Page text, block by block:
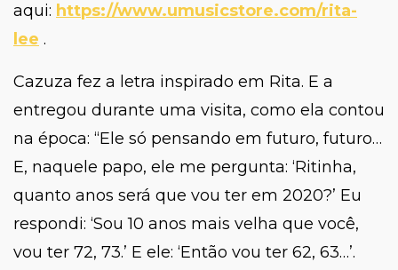
aqui: https://www.umusicstore.com/rita-
lee .
Cazuza fez a letra inspirado em Rita. E a
entregou durante uma visita, como ela contou
na época: “Ele só pensando em futuro, futuro…
E, naquele papo, ele me pergunta: ‘Ritinha,
quanto anos será que vou ter em 2020?’ Eu
respondi: ‘Sou 10 anos mais velha que você,
vou ter 72, 73.’ E ele: ‘Então vou ter 62, 63…’.